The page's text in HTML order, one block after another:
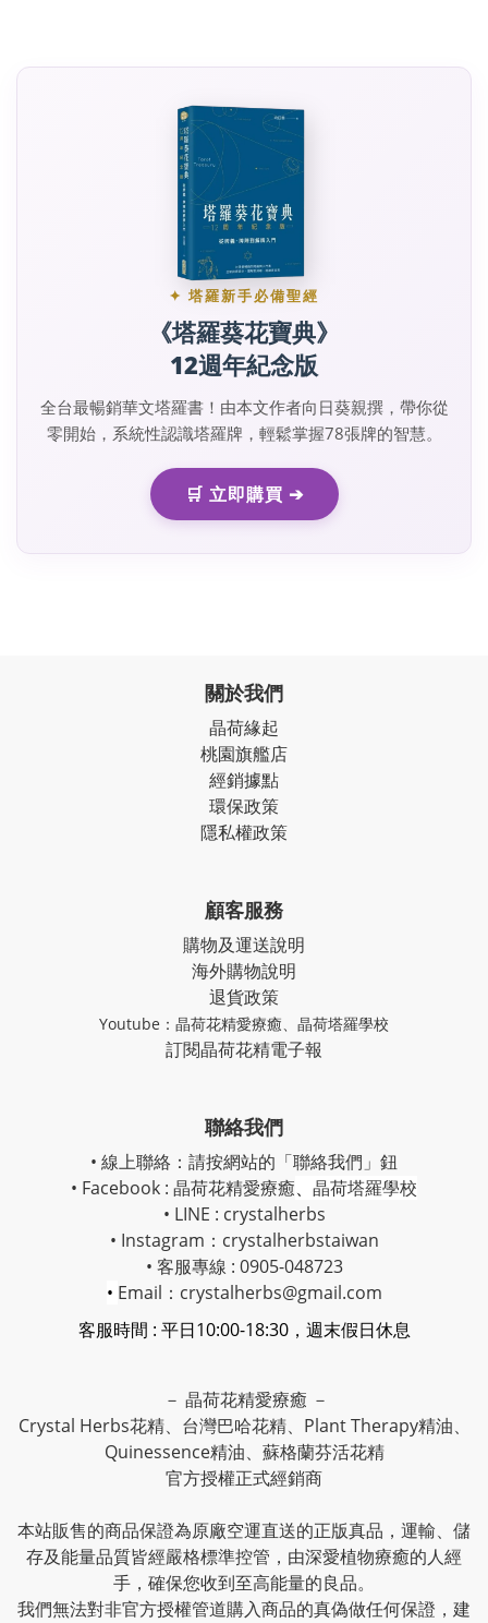
✦ 塔羅新手必備聖經
《塔羅葵花寶典》
12週年紀念版
全台最暢銷華文塔羅書！由本文作者向日葵親撰，帶你從
零開始，系統性認識塔羅牌，輕鬆掌握78張牌的智慧。
🛒 立即購買 ➔
關於我們
晶荷緣起
桃園旗艦店
經銷據點
環保政策
隱私權政策
顧客服務
購物及運送說明
海外購物說明
退貨政策
Youtube： 晶荷花精愛療癒、 晶荷塔羅學校
訂閱晶荷花精電子報
聯絡我們
• 線上聯絡：請按網站的「聯絡我們」鈕
• Facebook : 晶荷花精愛療癒、 晶荷塔羅學校
• LINE : crystalherbs
• Instagram： crystalherbstaiwan
• 客服專線 : 0905-048723
• Email：crystalherbs@gmail.com
客服時間 : 平日10:00-18:30，週末假日休息
－ 晶荷花精愛療癒 －
Crystal Herbs花精、台灣巴哈花精、Plant Therapy精油、
Quinessence精油、蘇格蘭芬活花精
官方授權正式經銷商
本站販售的商品保證為原廠空運直送的正版真品，運輸、儲
存及能量品質皆經嚴格標準控管，由深愛植物療癒的人經
手，確保您收到至高能量的良品。
我們無法對非官方授權管道購入商品的真偽做任何保證，建